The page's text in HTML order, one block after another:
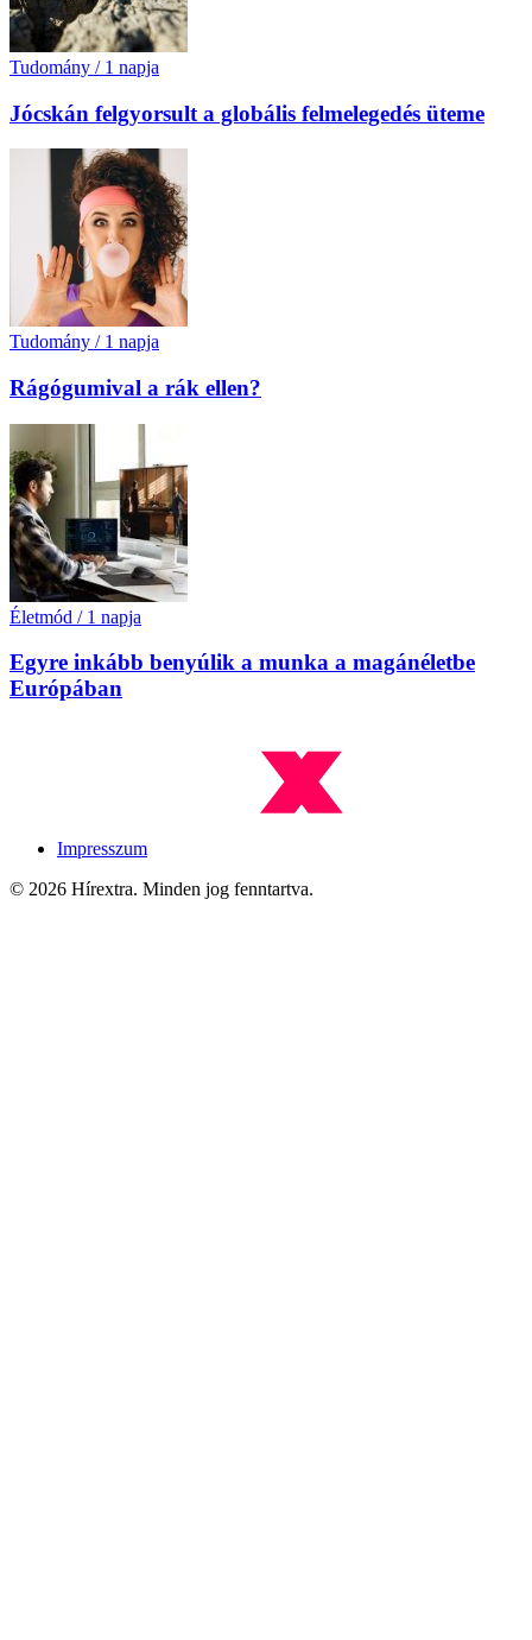
Tudomány / 1 napja
Jócskán felgyorsult a globális felmelegedés üteme
Tudomány / 1 napja
Rágógumival a rák ellen?
Életmód / 1 napja
Egyre inkább benyúlik a munka a magánéletbe
Európában
Impresszum
© 2026 Hírextra. Minden jog fenntartva.